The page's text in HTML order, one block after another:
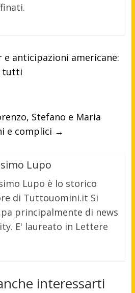
anticipazioni americane:
tutti
Stefano e Maria
e complici →
Lupo
Lupo è lo storico
di Tuttouomini.it Si
principalmente di news
E' laureato in Lettere
interessarti